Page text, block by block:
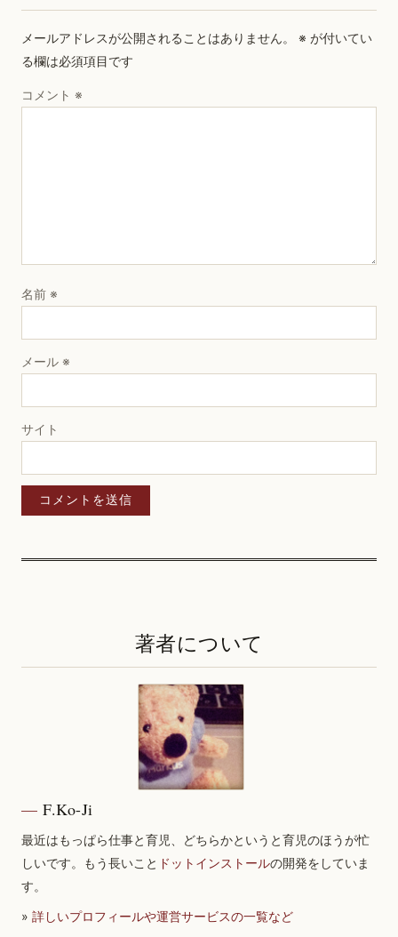
メールアドレスが公開されることはありません。 ※ が付いてい
る欄は必須項目です
コメント ※
名前 ※
メール ※
サイト
著者について
F.Ko-Ji
最近はもっぱら仕事と育児、どちらかというと育児のほうが忙
しいです。もう長いこと ドットインストールの開発をしていま
す。
» 詳しいプロフィールや運営サービスの一覧など